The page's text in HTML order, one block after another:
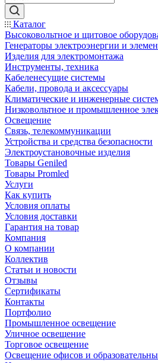
Каталог
Высоковольтное и щитовое
Генераторы электроэнергии и
Изделия для электромонтажа
Инструменты, техника
Кабеленесущие системы
Кабели, провода и аксессуары
Климатические и инженерные
Низковольтное и промышленное
Освещение
Связь, телекоммуникации
Устройства и средства безопасности
Электроустановочные изделия
Товары Geniled
Товары Promled
Услуги
Как купить
Условия оплаты
Условия доставки
Гарантия на товар
Компания
О компании
Коллектив
Статьи и новости
Отзывы
Сертификаты
Контакты
Портфолио
Промышленное освещение
Уличное освещение
Торговое освещение
Освещение офисов и